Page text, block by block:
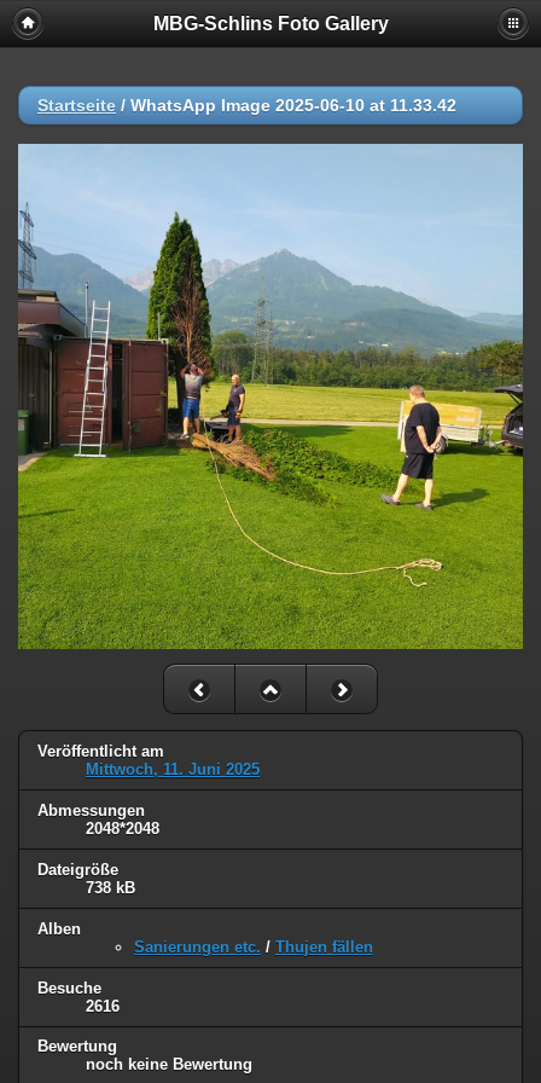
MBG-Schlins Foto Gallery
Startseite / WhatsApp Image 2025-06-10 at 11.33.42
Veröffentlicht am
Mittwoch, 11. Juni 2025
Abmessungen
2048*2048
Dateigröße
738 kB
Alben
Sanierungen etc. / Thujen fällen
Besuche
2616
Bewertung
noch keine Bewertung